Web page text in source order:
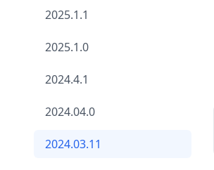
2025.1.1
2025.1.0
2024.4.1
2024.04.0
2024.03.11